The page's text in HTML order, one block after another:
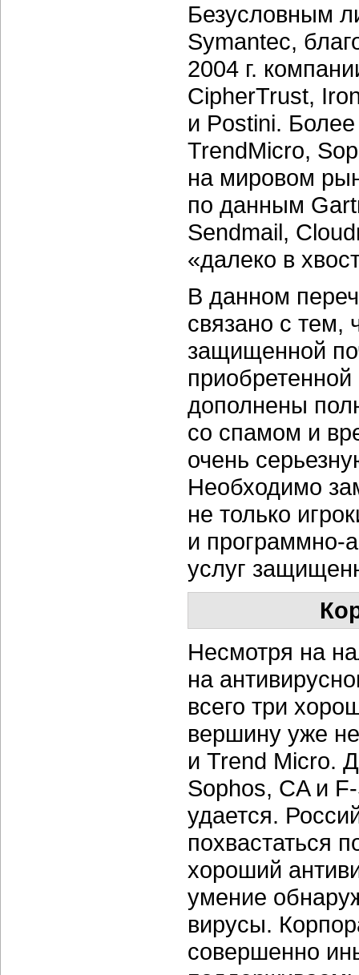
Безусловным
Symantec,
2004 г.
CipherTrust,
и Postini.
TrendMicro,
на мировом
по данным
Sendmail,
«далеко в
В данном
связано с тем,
защищенной
дополнены
со спамом и
очень
Необходимо
не только
и программно-
услуг
Несмотря на
на
всего три
вершину уже
и Trend Micro.
Sophos, CA и
удается.
похвастаться
хороший
умение
вирусы.
совершенно